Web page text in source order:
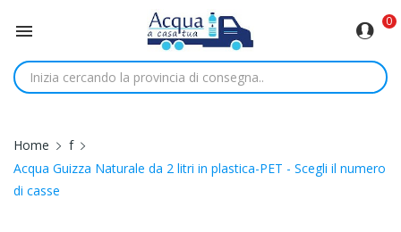

0
Home
f
Acqua Guizza Naturale da 2 litri in plastica-PET - Scegli il numero
di casse